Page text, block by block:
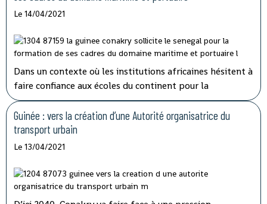
Le 14/04/2021
Dans un contexte où les institutions africaines hésitent à
faire confiance aux écoles du continent pour la
formation de leurs travailleurs, la Guinée Conakry et le
Sénégal concrétisent leur coopération dans le domaine
maritime et portuaire.
Guinée : vers la création d’une Autorité organisatrice du
transport urbain
Le 13/04/2021